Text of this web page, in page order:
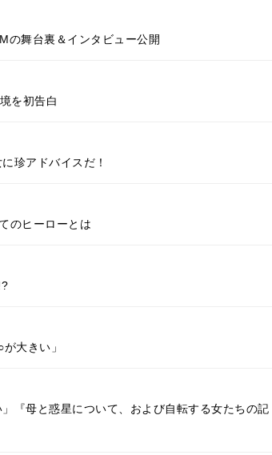
の舞台裏＆インタビュー公開
を初告白
珍アドバイスだ！
のヒーローとは
大きい」
『母と惑星について、および自転する女たちの記